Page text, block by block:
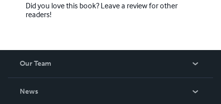
Did you love this book? Leave a review for other
readers!
Our Team
News